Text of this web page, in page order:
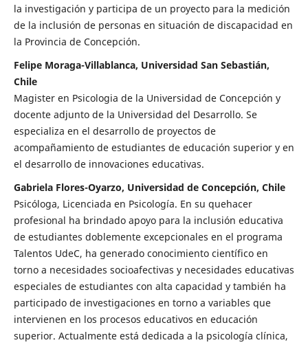
la investigación y participa de un proyecto para la medición
de la inclusión de personas en situación de discapacidad en
la Provincia de Concepción.
Felipe Moraga-Villablanca, Universidad San Sebastián,
Chile
Magister en Psicologia de la Universidad de Concepción y
docente adjunto de la Universidad del Desarrollo. Se
especializa en el desarrollo de proyectos de
acompañamiento de estudiantes de educación superior y en
el desarrollo de innovaciones educativas.
Gabriela Flores-Oyarzo, Universidad de Concepción, Chile
Psicóloga, Licenciada en Psicología. En su quehacer
profesional ha brindado apoyo para la inclusión educativa
de estudiantes doblemente excepcionales en el programa
Talentos UdeC, ha generado conocimiento científico en
torno a necesidades socioafectivas y necesidades educativas
especiales de estudiantes con alta capacidad y también ha
participado de investigaciones en torno a variables que
intervienen en los procesos educativos en educación
superior. Actualmente está dedicada a la psicología clínica,